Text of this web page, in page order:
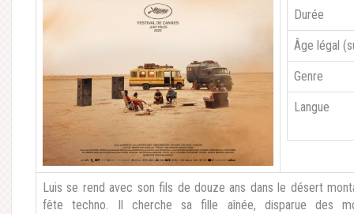
Durée
Âge légal
Genre
Langue
Luis se rend avec son fils de douze ans dans le désert
fête techno. Il cherche sa fille aînée, disparue des